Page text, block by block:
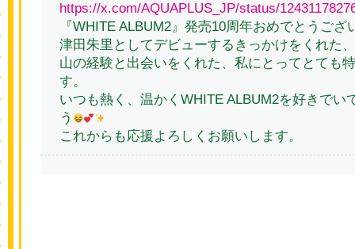
https://x.com/AQUAPLUS_JP/status/
『WHITE ALBUM2』発売10周年おめでとうござ
津田朱里としてデビューするきっかけをくれた
山の経験と出会いをくれた、私にとってとても
す。
いつも熱く、温かくWHITE ALBUM2を好きでい
う
これからも応援よろしくお願いします。